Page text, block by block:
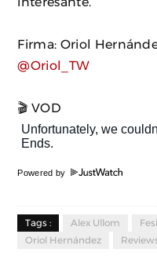
Firma: Oriol
@Oriol_TW
🎬 VOD
Powered by
Tags : Alex Ullom
Oriol Hernández